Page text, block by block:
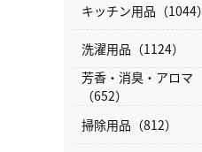
キッチン用品（1044）
洗濯用品（1124）
芳香・消臭・アロマ
（652）
掃除用品（812）